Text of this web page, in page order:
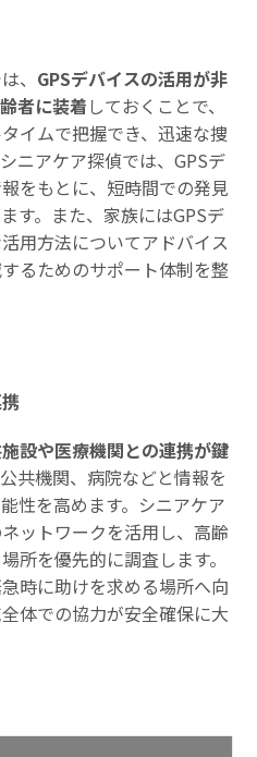
、 GPSデバイスの活用が非
者に装着 しておくことで、
イムで把握でき、迅速な捜
ニアケア探偵では、GPSデ
をもとに、短時間での発見
す。また、家族にはGPSデ
用方法についてアドバイス
るためのサポート体制を整
設や医療機関との連携が鍵
共機関、病院などと情報を
性を高めます。シニアケア
ットワークを活用し、高齢
所を優先的に調査します。
時に助けを求める場所へ向
体での協力が安全確保に大